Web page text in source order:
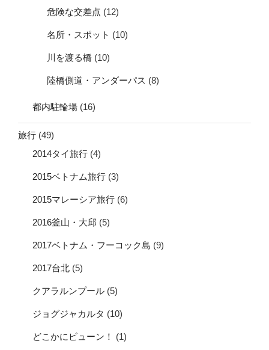
危険な交差点 (12)
名所・スポット (10)
川を渡る橋 (10)
陸橋側道・アンダーパス (8)
都内駐輪場 (16)
旅行 (49)
2014タイ旅行 (4)
2015ベトナム旅行 (3)
2015マレーシア旅行 (6)
2016釜山・大邱 (5)
2017ベトナム・フーコック島 (9)
2017台北 (5)
クアラルンプール (5)
ジョグジャカルタ (10)
どこかにビューン！ (1)